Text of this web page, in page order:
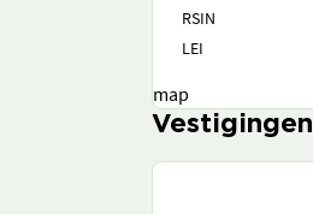
RSIN
LEI
map
Vestigingen